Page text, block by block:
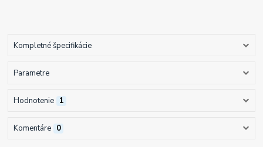
Kompletné špecifikácie
Parametre
Hodnotenie 1
Komentáre 0